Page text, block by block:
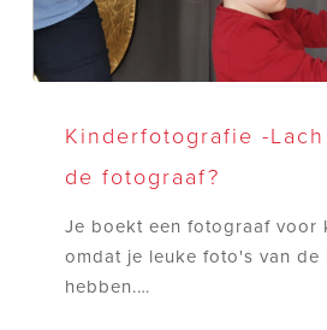
eens
naar
fotograaf?
Kinderfotografie -
de fotograaf?
Je boekt een fotograaf voor
omdat je leuke foto's van de
hebben.…